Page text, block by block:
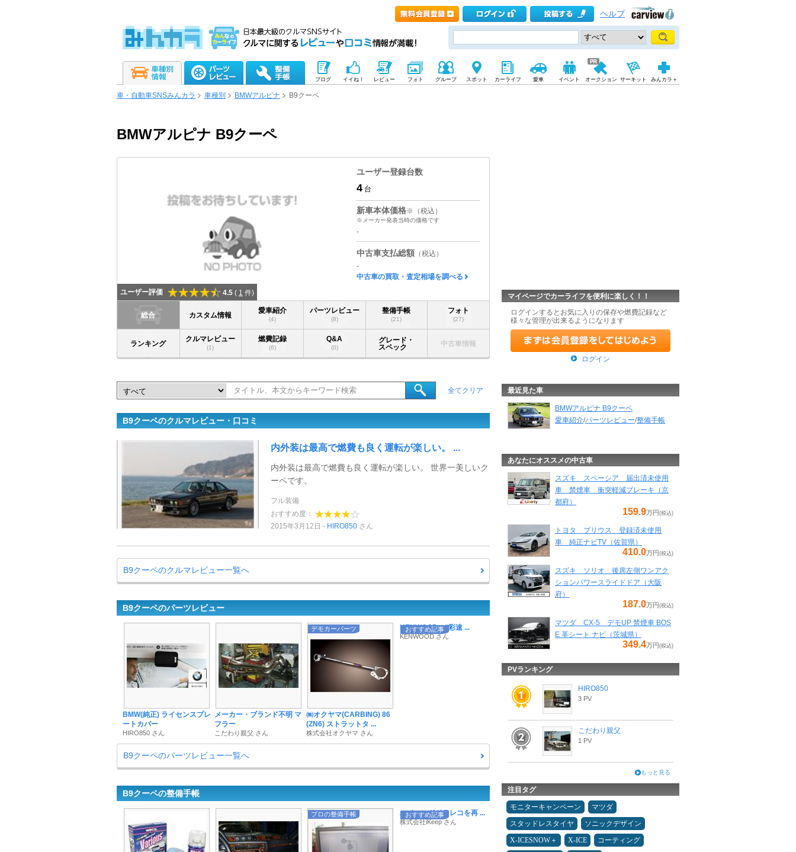
ヘルプ
ブログ イイね！ レビュー フォト グループ スポット カーライフ 愛車 イベント オークション サーキット みんカラ＋
車・自動車SNSみんカラ 車種別 BMWアルピナ B9クーペ
BMWアルピナ B9クーペ
ユーザー評価 4.5 ( 1 件)
ユーザー登録台数
4 台
新車本体価格※（税込）
※メーカー発表当時の価格です
-
中古車支払総額 （税込）
-
中古車の買取・査定相場を調べる
総合 カスタム情報
愛車紹介
(4)
パーツレビュー
(8)
整備手帳
(21)
フォト
(27)
ランキング
クルマレビュー
(1)
燃費記録
(6)
Q&A
(0)
グレード・
スペック
中古車情報
全てクリア
B9クーペのクルマレビュー・口コミ
内外装は最高で燃費も良く運転が楽しい。 ...
内外装は最高で燃費も良く運転が楽しい。 世界一美しいク
ーペです。
フル装備
おすすめ度：
2015年3月12日
HIRO850 さん
B9クーペのクルマレビュー一覧へ
B9クーペのパーツレビュー
BMW(純正) ライセンスプレ
ートカバー
HIRO850 さん
メーカー・ブランド不明 マ
フラー
こだわり親父 さん
デモカーパーツ
㈱オクヤマ(CARBING) 86
(ZN6) ストラットタ ...
株式会社オクヤマ さん
おすすめ記事
KENWOODの“彩速 ...
KENWOOD さん
B9クーペのパーツレビュー一覧へ
B9クーペの整備手帳
プロの整備手帳 おすすめ記事
ハイエンドドラレコを再 ...
株式会社iKeep さん
マイページでカーライフを便利に楽しく！！
ログインするとお気に入りの保存や燃費記録など
様々な管理が出来るようになります
ログイン
最近見た車
BMWアルピナ B9クーペ
愛車紹介/パーツレビュー/整備手帳
あなたにオススメの中古車
スズキ スペーシア 届出済未使用
車 禁煙車 衝突軽減ブレーキ（京
都府）
159.9万円 (税込)
トヨタ プリウス 登録済未使用
車 純正ナビTV（佐賀県）
410.0万円 (税込)
スズキ ソリオ 後席左側ワンアク
ションパワースライドドア（大阪
府）
187.0万円 (税込)
マツダ CX-5 デモUP 禁煙車 BOS
E 革シート ナビ（茨城県）
349.4万円 (税込)
PVランキング
HIRO850
3 PV
こだわり親父
1 PV
もっと見る
注目タグ
モニターキャンペーン
マツダ
スタッドレスタイヤ
ソニックデザイン
X-ICESNOW＋
X-ICE
コーティング